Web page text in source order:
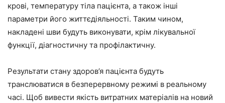
крові, температуру тіла пацієнта, а також інші
параметри його життєдіяльності. Таким чином,
накладені шви будуть виконувати, крім лікувальної
функції, діагностичну та профілактичну.
Результати стану здоров’я пацієнта будуть
транслюватися в безперервному режимі в реальному
часі. Щоб вивести якість витратних матеріалів на новий